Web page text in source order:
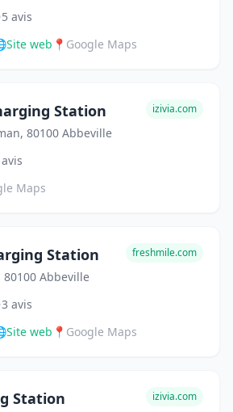
5 avis
Site web 📍 Google Maps
Station
80100 Abbeville
izivia.com
Maps
Station
80100 Abbeville
freshmile.com
3 avis
Site web 📍 Google Maps
Station izivia.com